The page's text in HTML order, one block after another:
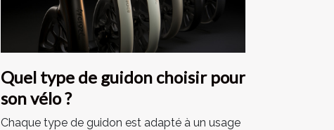
Quel type de guidon choisir pour
son vélo ?
Chaque type de guidon est adapté à un usage